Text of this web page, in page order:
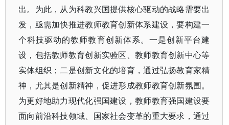
出。为此，从为科教兴国提供核心驱动的战略需要出
发，亟需加快推进教师教育创新体系建设，要构建一
个科技驱动的教师教育创新体系。一是创新平台建
设，包括教师教育创新实验区、教师教育创新中心等
实体组织；二是创新文化的培育，通过弘扬教育家精
神，尤其是创新精神，促进形成教师教育创新氛围。
为更好地助力现代化强国建设，教师教育强国建设要
面向前沿科技领域、国家社会变革的重大要求，通过